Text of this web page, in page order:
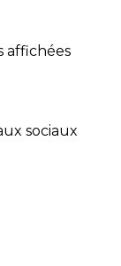
affichées
sociaux